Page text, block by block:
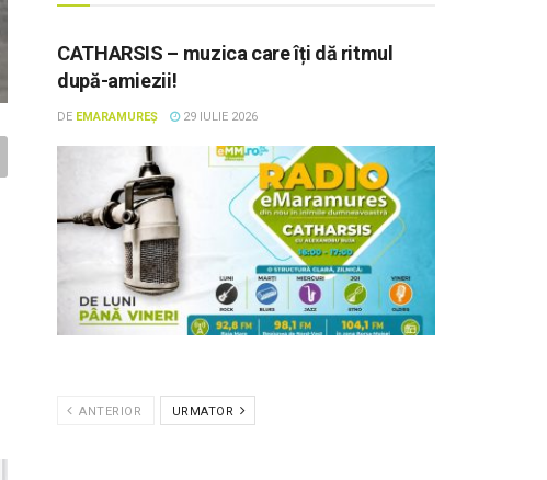
CATHARSIS – muzica care îți dă ritmul
după-amiezii!
DE EMARAMUREȘ 29 IULIE 2026
ANTERIOR URMATOR